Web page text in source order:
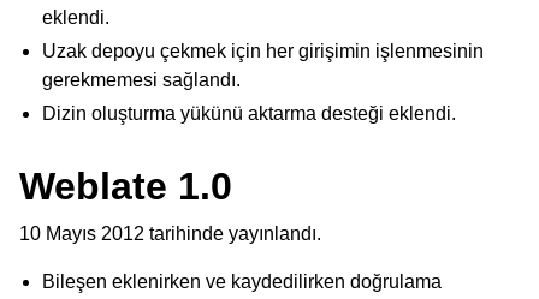
eklendi.
Uzak depoyu çekmek için her girişimin işlenmesinin
gerekmemesi sağlandı.
Dizin oluşturma yükünü aktarma desteği eklendi.
Weblate 1.0
10 Mayıs 2012 tarihinde yayınlandı.
Bileşen eklenirken ve kaydedilirken doğrulama